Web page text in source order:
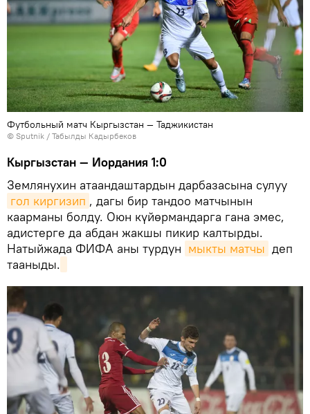
Футбольный матч Кыргызстан — Таджикистан
© Sputnik / Табылды Кадырбеков
Кыргызстан — Иордания 1:0
Землянухин атаандаштардын дарбазасына сулуу
гол киргизип , дагы бир тандоо матчынын
каарманы болду. Оюн күйөрмандарга гана эмес,
адистерге да абдан жакшы пикир калтырды.
Натыйжада ФИФА аны турдун мыкты матчы деп
тааныды.